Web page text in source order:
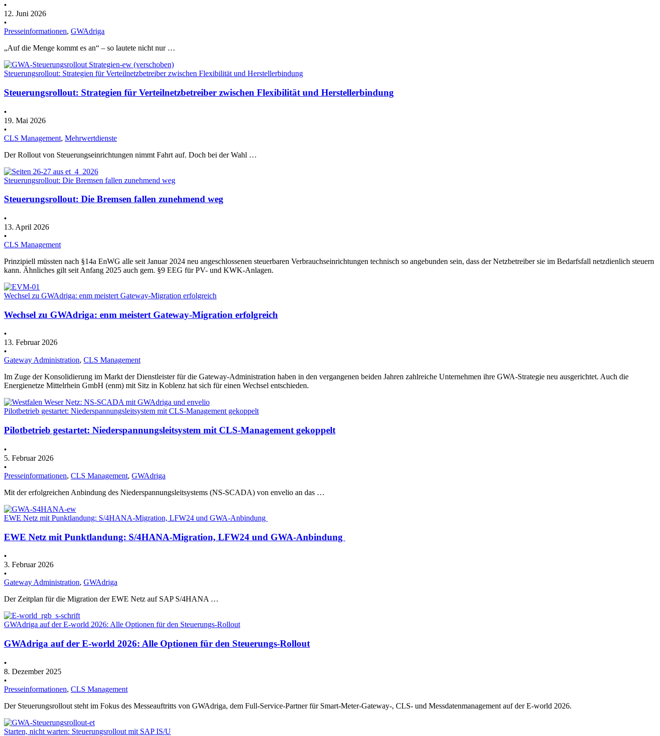
•
12. Juni 2026
•
Presseinformationen, GWAdriga
„Auf die Menge kommt es an“ – so lautete nicht nur …
Steuerungsrollout: Strategien für Verteilnetzbetreiber zwischen Flexibilität und Herstellerbindung
Steuerungsrollout: Strategien für Verteilnetzbetreiber zwischen Flexibilität und Herstellerbindung
•
19. Mai 2026
•
CLS Management, Mehrwertdienste
Der Rollout von Steuerungseinrichtungen nimmt Fahrt auf. Doch bei der Wahl …
Steuerungsrollout: Die Bremsen fallen zunehmend weg
Steuerungsrollout: Die Bremsen fallen zunehmend weg
•
13. April 2026
•
CLS Management
Prinzipiell müssten nach §14a EnWG alle seit Januar 2024 neu angeschlossenen steuerbaren Verbrauchseinrichtungen technisch so angebunden sein, dass der Netzbetreiber sie im Bedarfsfall netzdienlich steuern
kann. Ähnliches gilt seit Anfang 2025 auch gem. §9 EEG für PV- und KWK-Anlagen.
Wechsel zu GWAdriga: enm meistert Gateway-Migration erfolgreich
Wechsel zu GWAdriga: enm meistert Gateway-Migration erfolgreich
•
13. Februar 2026
•
Gateway Administration, CLS Management
Im Zuge der Konsolidierung im Markt der Dienstleister für die Gateway-Administration haben in den vergangenen beiden Jahren zahlreiche Unternehmen ihre GWA-Strategie neu ausgerichtet. Auch die
Energienetze Mittelrhein GmbH (enm) mit Sitz in Koblenz hat sich für einen Wechsel entschieden.
Pilotbetrieb gestartet: Niederspannungsleitsystem mit CLS-Management gekoppelt
Pilotbetrieb gestartet: Niederspannungsleitsystem mit CLS-Management gekoppelt
•
5. Februar 2026
•
Presseinformationen, CLS Management, GWAdriga
Mit der erfolgreichen Anbindung des Niederspannungsleitsystems (NS-SCADA) von envelio an das …
EWE Netz mit Punktlandung: S/4HANA-Migration, LFW24 und GWA-Anbindung
EWE Netz mit Punktlandung: S/4HANA-Migration, LFW24 und GWA-Anbindung
•
3. Februar 2026
•
Gateway Administration, GWAdriga
Der Zeitplan für die Migration der EWE Netz auf SAP S/4HANA …
GWAdriga auf der E-world 2026: Alle Optionen für den Steuerungs-Rollout
GWAdriga auf der E-world 2026: Alle Optionen für den Steuerungs-Rollout
•
8. Dezember 2025
•
Presseinformationen, CLS Management
Der Steuerungsrollout steht im Fokus des Messeauftritts von GWAdriga, dem Full-Service-Partner für Smart-Meter-Gateway-, CLS- und Messdatenmanagement auf der E-world 2026.
Starten, nicht warten: Steuerungsrollout mit SAP IS/U